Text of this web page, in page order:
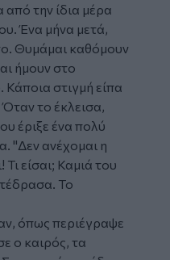
από την ίδια μέρα
Ένα μήνα μετά,
Θυμάμαι καθόμουν
ήμουν στο
Κάποια στιγμή είπα
το έκλεισα,
έριξε ένα πολύ
"Δεν ανέχομαι η
Τι είσαι; Καμιά του
Το
όπως περιέγραψε
ο καιρός, τα